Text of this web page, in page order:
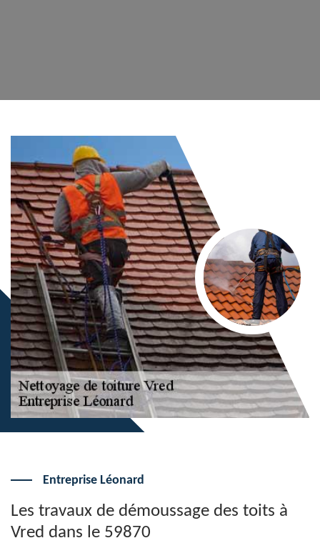
Entreprise Léonard
Les travaux de démoussage des toits à
Vred dans le 59870